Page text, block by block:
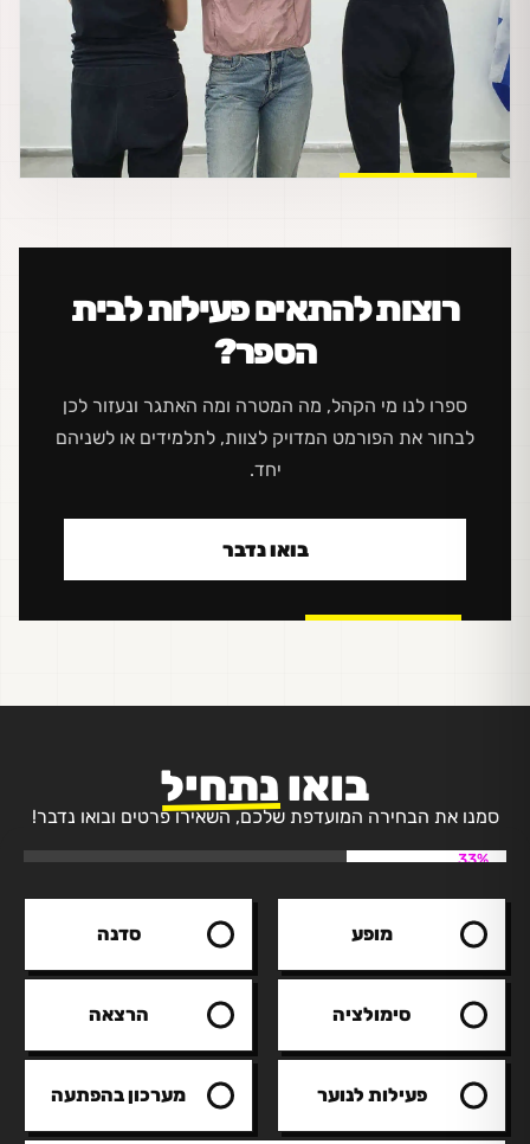
רוצות להתאים פעילות לבית
הספר?
ספרו לנו מי הקהל, מה המטרה ומה האתגר ונעזור לכן
לבחור את הפורמט המדויק לצוות, לתלמידים או לשניהם
יחד.
בואו נדבר
בואו נתחיל
סמנו את הבחירה המועדפת שלכם, השאירו פרטים ובואו נדבר!
33%
מופע סדנה
סימולציה הרצאה
פעילות לנוער מערכון בהפתעה